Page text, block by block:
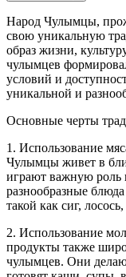
Народ Чулымцы,
свою уникальную
образ жизни,
чулымцев
условий и
уникальной и
Основные черты
1. Использование
Чулымцы живет в
играют важную роль
разнообразные
такой как сиг,
2. Использование
продукты также
чулымцев. Они